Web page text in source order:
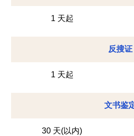
1 天起
反搜证
1 天起
文书鉴
30 天(以内)